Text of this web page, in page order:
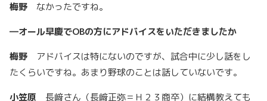
梅野 なかったですね。
―オール早慶でOBの方にアドバイスをいただきましたか
梅野 アドバイスは特にないのですが、試合中に少し話をし
たくらいですね。あまり野球のことは話していないです。
小笠原 長﨑さん（長﨑正弥＝Ｈ２３商卒）に結構教えても